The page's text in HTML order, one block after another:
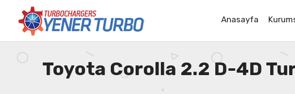
Anasayfa
Toyota Corolla 2.2 D-4D